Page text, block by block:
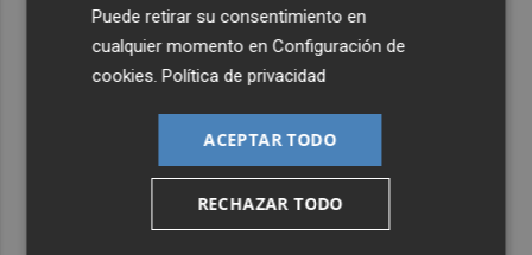
Puede retirar su consentimiento en
cualquier momento enConfiguración de
cookies .Política de privacidad
ACEPTAR TODO
RECHAZAR TODO